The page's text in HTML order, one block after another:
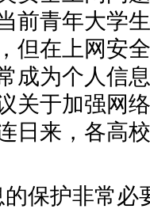
前青年大学
但在上网安
成为个人信
关于加强网
日来，各高
保护非常必